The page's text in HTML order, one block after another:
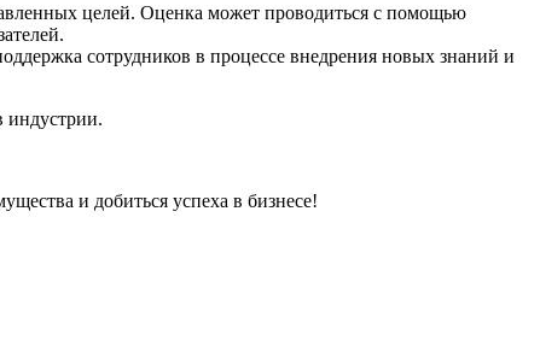
целей. Оценка может проводиться с помощью
сотрудников в процессе внедрения новых знаний и
индустрии.
и добиться успеха в бизнесе!